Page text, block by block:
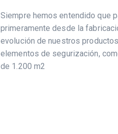
Siempre hemos entendido que
primeramente desde la
evolución de nuestros
elementos de segurización,
de 1.200 m2